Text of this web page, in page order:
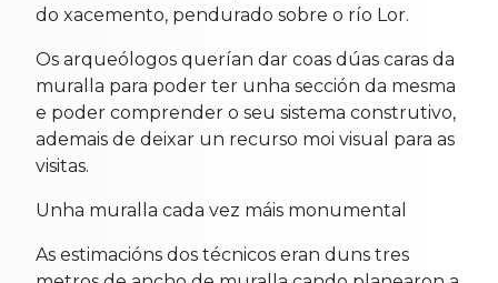
do xacemento, pendurado sobre o río Lor.
Os arqueólogos querían dar coas dúas caras da
muralla para poder ter unha sección da mesma
e poder comprender o seu sistema construtivo,
ademais de deixar un recurso moi visual para as
visitas.
Unha muralla cada vez máis monumental
As estimacións dos técnicos eran duns tres